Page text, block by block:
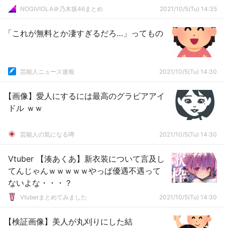
NOGIVIOLA＠乃木坂46まとめ 2021/10/5(Tu) 14:35
「これが無料とか凄すぎるだろ…」ってもの
芸能人ニュース速報 2021/10/5(Tu) 14:30
【画像】愛人にするには最高のグラビアアイ
ドル ｗｗ
芸能人の気になる噂 2021/10/5(Tu) 14:30
Vtuber 【湊あくあ】新衣装について言及し
てんじゃんｗｗｗｗｗやっぱ優遇不遇って
ないよな・・・？
Vtuberまとめてみました 2021/10/5(Tu) 14:30
【検証画像】美人が丸刈りにした結